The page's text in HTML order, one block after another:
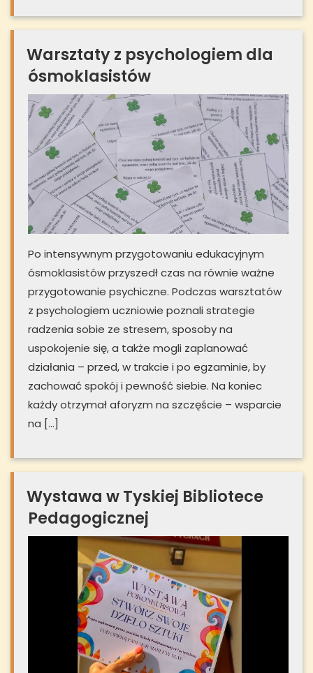
Warsztaty z psychologiem dla
ósmoklasistów
Po intensywnym przygotowaniu edukacyjnym
ósmoklasistów przyszedł czas na równie ważne
przygotowanie psychiczne. Podczas warsztatów
z psychologiem uczniowie poznali strategie
radzenia sobie ze stresem, sposoby na
uspokojenie się, a także mogli zaplanować
działania – przed, w trakcie i po egzaminie, by
zachować spokój i pewność siebie. Na koniec
każdy otrzymał aforyzm na szczęście – wsparcie
na […]
Wystawa w Tyskiej Bibliotece
Pedagogicznej